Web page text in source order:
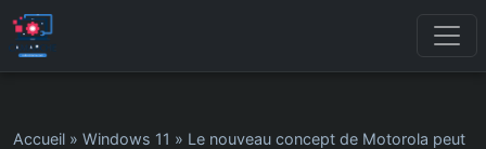
Accueil » Windows 11 » Le nouveau concept de Motorola peut